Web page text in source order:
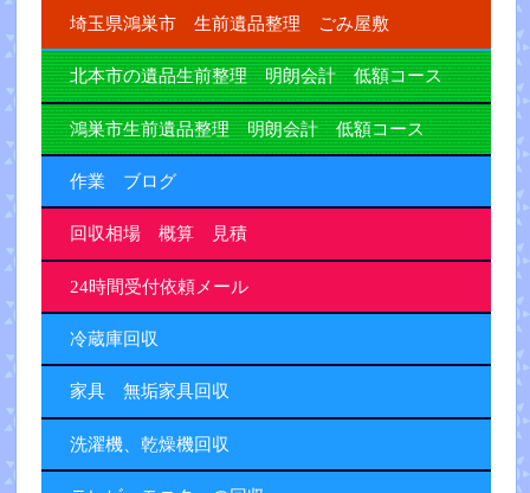
埼玉県鴻巣市 生前遺品整理 ごみ屋敷
北本市の遺品生前整理 明朗会計 低額コース
鴻巣市生前遺品整理 明朗会計 低額コース
作業 ブログ
回収相場 概算 見積
24時間受付依頼メール
冷蔵庫回収
家具 無垢家具回収
洗濯機、乾燥機回収